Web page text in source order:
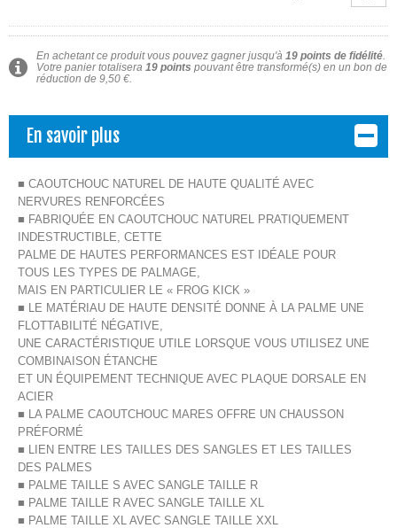
En achetant ce produit vous pouvez gagner jusqu'à 19points de fidélité.
Votre panier totalisera 19points pouvant être transformé(s) en un bon de
réduction de 9,50 €.
En savoir plus
■ CAOUTCHOUC NATUREL DE HAUTE QUALITÉ AVEC
NERVURES RENFORCÉES
■ FABRIQUÉE EN CAOUTCHOUC NATUREL PRATIQUEMENT
INDESTRUCTIBLE, CETTE
PALME DE HAUTES PERFORMANCES EST IDÉALE POUR
TOUS LES TYPES DE PALMAGE,
MAIS EN PARTICULIER LE « FROG KICK »
■ LE MATÉRIAU DE HAUTE DENSITÉ DONNE À LA PALME UNE
FLOTTABILITÉ NÉGATIVE,
UNE CARACTÉRISTIQUE UTILE LORSQUE VOUS UTILISEZ UNE
COMBINAISON ÉTANCHE
ET UN ÉQUIPEMENT TECHNIQUE AVEC PLAQUE DORSALE EN
ACIER
■ LA PALME CAOUTCHOUC MARES OFFRE UN CHAUSSON
PRÉFORMÉ
■ LIEN ENTRE LES TAILLES DES SANGLES ET LES TAILLES
DES PALMES
■ PALME TAILLE S AVEC SANGLE TAILLE R
■ PALME TAILLE R AVEC SANGLE TAILLE XL
■ PALME TAILLE XL AVEC SANGLE TAILLE XXL